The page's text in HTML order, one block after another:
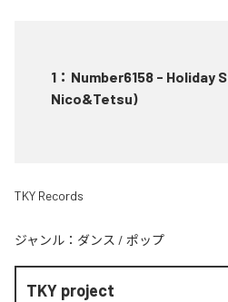
1 ： Number6158 - Holiday
Nico&Tetsu)
TKY Records
ジャンル： ダンス / ポップ
TKY project